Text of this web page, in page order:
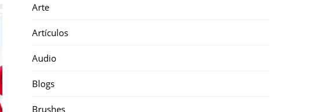
Arte
Artículos
Audio
Blogs
Brushes